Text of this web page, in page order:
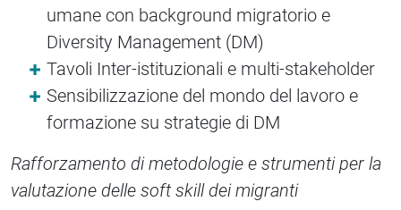
umane con background migratorio e
Diversity Management (DM)
Tavoli Inter-istituzionali e multi-stakeholder
Sensibilizzazione del mondo del lavoro e
formazione su strategie di DM
Rafforzamento di metodologie e strumenti per la
valutazione delle soft skill dei migranti